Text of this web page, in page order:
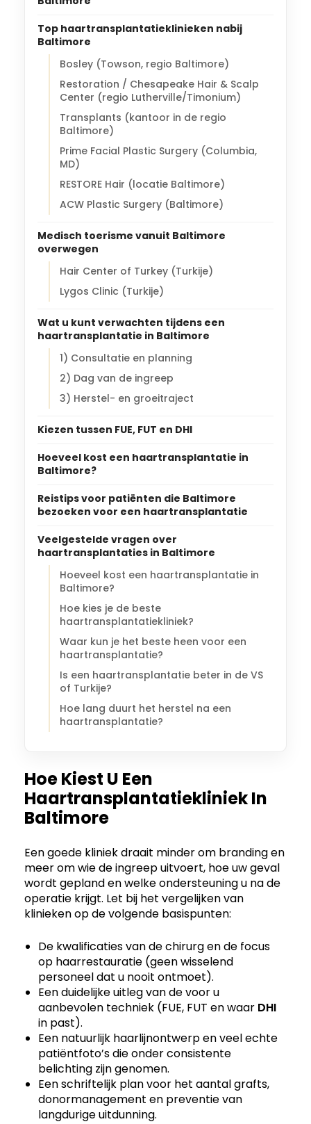
Top haartransplantatieklinieken nabij
Baltimore
Bosley (Towson, regio Baltimore)
Restoration / Chesapeake Hair & Scalp
Center (regio Lutherville/Timonium)
Transplants (kantoor in de regio
Baltimore)
Prime Facial Plastic Surgery (Columbia,
MD)
RESTORE Hair (locatie Baltimore)
ACW Plastic Surgery (Baltimore)
Medisch toerisme vanuit Baltimore
overwegen
Hair Center of Turkey (Turkije)
Lygos Clinic (Turkije)
Wat u kunt verwachten tijdens een
haartransplantatie in Baltimore
1) Consultatie en planning
2) Dag van de ingreep
3) Herstel- en groeitraject
Kiezen tussen FUE, FUT en DHI
Hoeveel kost een haartransplantatie in
Baltimore?
Reistips voor patiënten die Baltimore
bezoeken voor een haartransplantatie
Veelgestelde vragen over
haartransplantaties in Baltimore
Hoeveel kost een haartransplantatie in
Baltimore?
Hoe kies je de beste
haartransplantatiekliniek?
Waar kun je het beste heen voor een
haartransplantatie?
Is een haartransplantatie beter in de VS
of Turkije?
Hoe lang duurt het herstel na een
haartransplantatie?
Hoe Kiest U Een
Haartransplantatiekliniek In
Baltimore
Een goede kliniek draait minder om branding en
meer om wie de ingreep uitvoert, hoe uw geval
wordt gepland en welke ondersteuning u na de
operatie krijgt. Let bij het vergelijken van
klinieken op de volgende basispunten:
De kwalificaties van de chirurg en de focus
op haarrestauratie (geen wisselend
personeel dat u nooit ontmoet).
Een duidelijke uitleg van de voor u
aanbevolen techniek (FUE, FUT en waar DHI
in past).
Een natuurlijk haarlijnontwerp en veel echte
patiëntfoto’s die onder consistente
belichting zijn genomen.
Een schriftelijk plan voor het aantal grafts,
donormanagement en preventie van
langdurige uitdunning.